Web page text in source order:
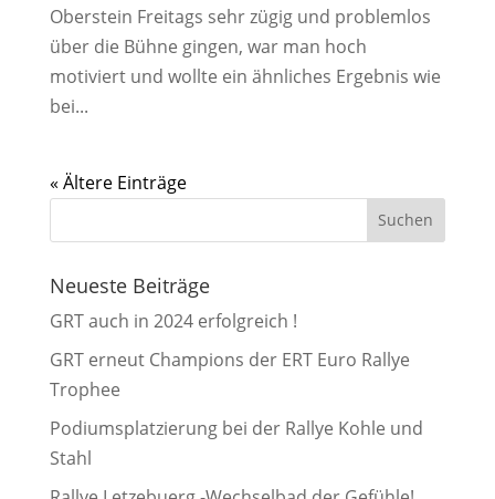
Oberstein Freitags sehr zügig und problemlos
über die Bühne gingen, war man hoch
motiviert und wollte ein ähnliches Ergebnis wie
bei...
« Ältere Einträge
Neueste Beiträge
GRT auch in 2024 erfolgreich !
GRT erneut Champions der ERT Euro Rallye
Trophee
Podiumsplatzierung bei der Rallye Kohle und
Stahl